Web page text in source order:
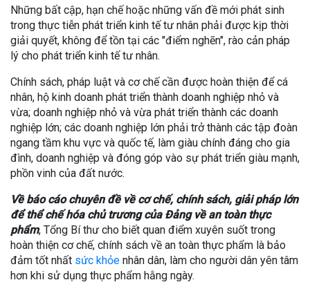
Những bất cập, hạn chế hoặc những vấn đề mới phát sinh
trong thực tiễn phát triển kinh tế tư nhân phải được kịp thời
giải quyết, không để tồn tại các "điểm nghẽn", rào cản pháp
lý cho phát triển kinh tế tư nhân.
Chính sách, pháp luật và cơ chế cần được hoàn thiện để cá
nhân, hộ kinh doanh phát triển thành doanh nghiệp nhỏ và
vừa; doanh nghiệp nhỏ và vừa phát triển thành các doanh
nghiệp lớn; các doanh nghiệp lớn phải trở thành các tập đoàn
ngang tầm khu vực và quốc tế, làm giàu chính đáng cho gia
đình, doanh nghiệp và đóng góp vào sự phát triển giàu mạnh,
phồn vinh của đất nước.
Vềbáo cáo chuyên đề về cơ chế, chính sách, giải pháp lớn
để thể chế hóa chủ trương của Đảng về an toàn thực
phẩm, Tổng Bí thư cho biết quan điểm xuyên suốt trong
hoàn thiện cơ chế, chính sách về an toàn thực phẩm là bảo
đảm tốt nhất sức khỏe nhân dân, làm cho người dân yên tâm
hơn khi sử dụng thực phẩm hằng ngày.